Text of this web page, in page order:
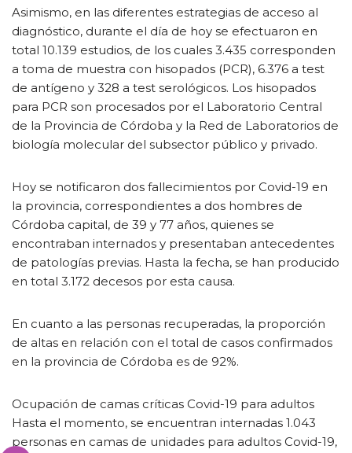
Asimismo, en las diferentes estrategias de acceso al
diagnóstico, durante el día de hoy se efectuaron en
total 10.139 estudios, de los cuales 3.435 corresponden
a toma de muestra con hisopados (PCR), 6.376 a test
de antígeno y 328 a test serológicos. Los hisopados
para PCR son procesados por el Laboratorio Central
de la Provincia de Córdoba y la Red de Laboratorios de
biología molecular del subsector público y privado.
Hoy se notificaron dos fallecimientos por Covid-19 en
la provincia, correspondientes a dos hombres de
Córdoba capital, de 39 y 77 años, quienes se
encontraban internados y presentaban antecedentes
de patologías previas. Hasta la fecha, se han producido
en total 3.172 decesos por esta causa.
En cuanto a las personas recuperadas, la proporción
de altas en relación con el total de casos confirmados
en la provincia de Córdoba es de 92%.
Ocupación de camas críticas Covid-19 para adultos
Hasta el momento, se encuentran internadas 1.043
personas en camas de unidades para adultos Covid-19,